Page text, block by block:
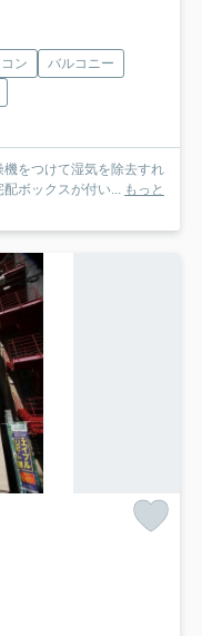
ン
バルコニー
をつけて湿気を除去すれ
ボックスが付い... もっと